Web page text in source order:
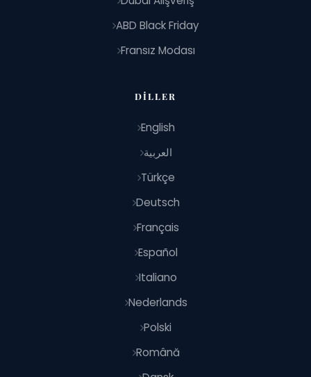
ABD Black Friday
Fransız Modası
DILLER
English
العربية
Türkçe
Deutsch
Français
Español
Italiano
Nederlands
Polski
Română